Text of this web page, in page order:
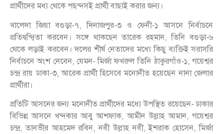
প্রার্থীদের মধ্য থেকে পছন্দসই প্রার্থী বাছাই করার জন্য।
খালেদা জিয়া বগুড়া-৭, দিনাজপুর-৩ ও ফেনী-১ আসনে নির্বাচনে
প্রতিদ্বন্দ্বিতা করবেন। সঙ্গে থাকছেন তারেক রহমান, তিনি বগুড়া-৬
থেকে লড়াই করবেন। দলের শীর্ষ নেতাদের মধ্যে কিছু ব্যক্তিই সরাসরি
নির্বাচনে অংশ নেবেন, যেমন- মির্জা ফখরুল তিনি ঠাকুরগাঁও-১, গয়েশ্বর
চন্দ্র রায় ঢাকা-৩, আরেক প্রার্থী হিসেবে মনোনীত হয়েছেন নানা জেলার
প্রার্থীরা।
প্রতিটি আসনের জন্য মনোনীত প্রার্থীদের মধ্যে উপস্থিত রয়েছেন- ঢাকার
বিভিন্ন আসনে খন্দকার আবু আশফাক, আমীন উল্লাহ আমান, গয়েশ্বর
চন্দ্র, তানভীর আহমেদ রবিন, নবী উল্লাহ নবী, ইশরাক হোসেন, মির্জা